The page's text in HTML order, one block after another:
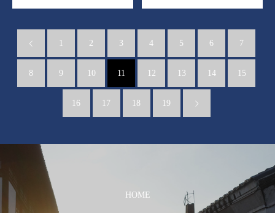
1 2 3 4 5 6 7
8 9 10 11 12 13 14 15
16 17 18 19
HOME